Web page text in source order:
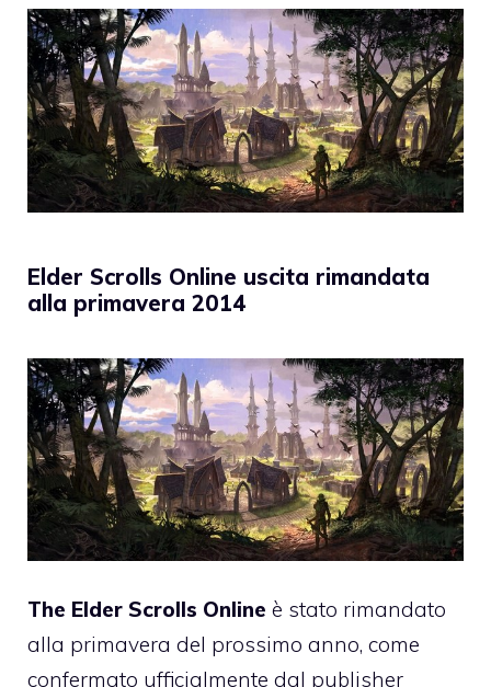
Elder Scrolls Online uscita rimandata
alla primavera 2014
The Elder Scrolls Online è stato rimandato
alla primavera del prossimo anno, come
confermato ufficialmente dal publisher